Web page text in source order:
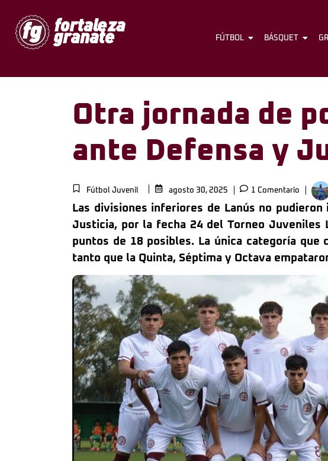
FÚTBOL
FÚTBOL BÁSQUET
Otra jornada de
ante Defensa y
Fútbol Juvenil agosto 30, 2025 1 Comentario
Las divisiones inferiores de Lanús no
Justicia, por la fecha 24 del Torneo Juveniles
puntos de 18 posibles. La única categoría que
tanto que la Quinta, Séptima y Octava